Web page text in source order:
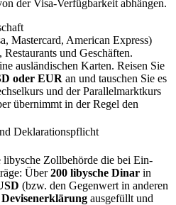
der Visa-Verfügbarkeit abhängen.
Mastercard, American Express)
Restaurants und Geschäften.
ausländischen Karten. Reisen Sie
oder EUR an und tauschen Sie es
und der Parallelmarktkurs
übernimmt in der Regel den
Deklarationspflicht
libysche Zollbehörde die bei Ein-
Über200 libysche Dinar in
(bzw. den Gegenwert in anderen
Devisenerklärung ausgefüllt und